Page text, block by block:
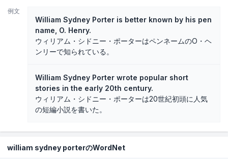
例文
William Sydney Porter is better known by his pen
name, O. Henry.
ウィリアム・シドニー・ポーターはペンネームのO・ヘ
ンリーで知られている。
William Sydney Porter wrote popular short
stories in the early 20th century.
ウィリアム・シドニー・ポーターは20世紀初頭に人気
の短編小説を書いた。
william sydney porterのWordNet